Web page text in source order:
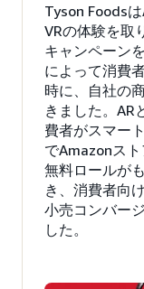
Tyson Foods
VRの体験を取
キャンペーン
によって消費
時に、自社の
きました。AR
費者がスマー
でAmazonス
無料ロールが
き、消費者向
小売コンバー
した。